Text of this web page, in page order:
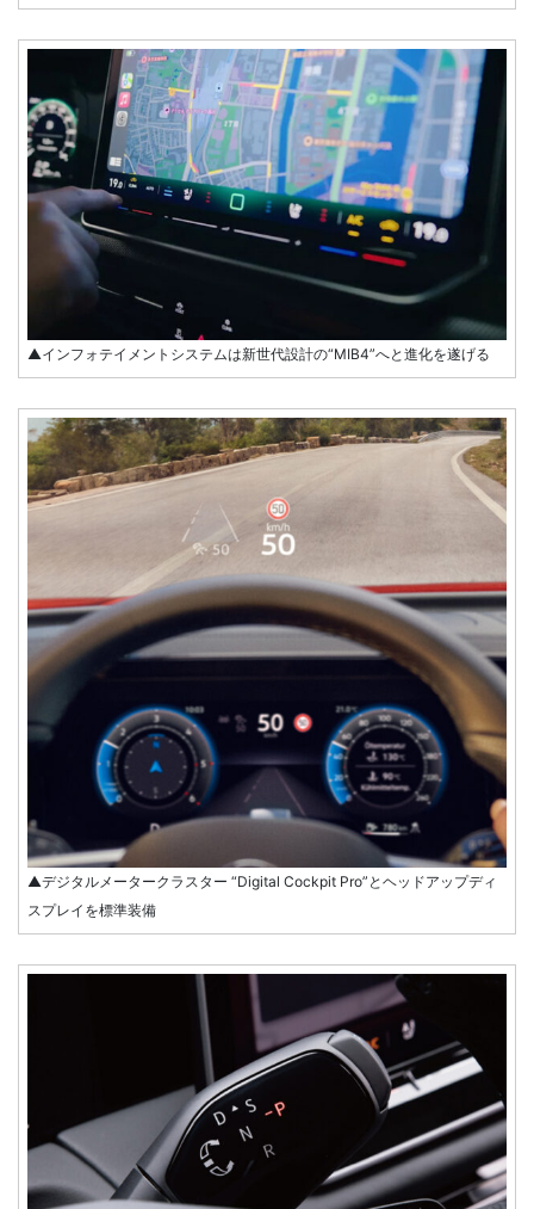
▲インフォテイメントシステムは新世代設計の“MIB4”へと進化を遂げる
▲デジタルメータークラスター “Digital Cockpit Pro”とヘッドアップディ
スプレイを標準装備